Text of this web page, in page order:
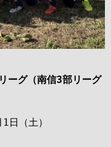
グ（南信3部リーグ
（土）